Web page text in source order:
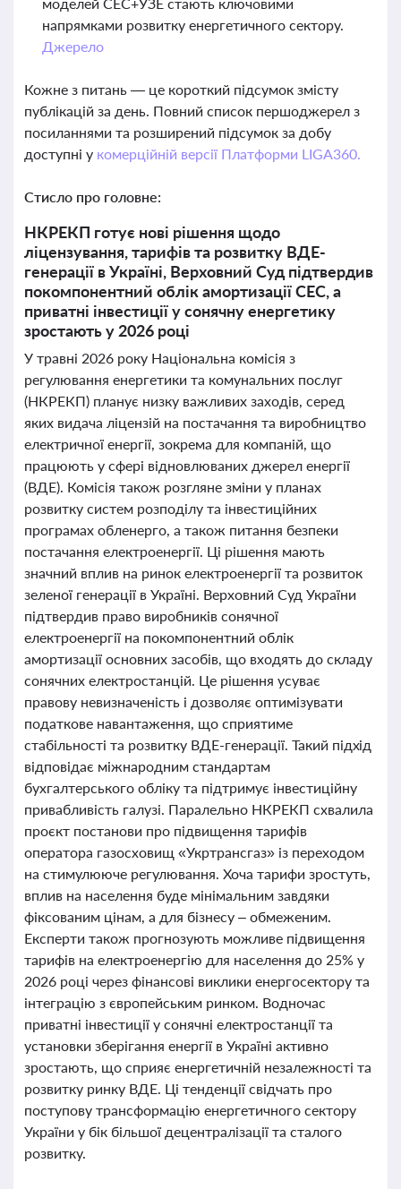
напрямками розвитку енергетичного сектору.
Джерело
Кожне з питань — це короткий підсумок змісту
публікацій за день. Повний список першоджерел з
посиланнями та розширений підсумок за добу
доступні у комерційній версії Платформи LIGA360.
Стисло про головне:
НКРЕКП готує нові рішення щодо
ліцензування, тарифів та розвитку ВДЕ-
генерації в Україні, Верховний Суд підтвердив
покомпонентний облік амортизації СЕС, а
приватні інвестиції у сонячну енергетику
зростають у 2026 році
У травні 2026 року Національна комісія з
регулювання енергетики та комунальних послуг
(НКРЕКП) планує низку важливих заходів, серед
яких видача ліцензій на постачання та виробництво
електричної енергії, зокрема для компаній, що
працюють у сфері відновлюваних джерел енергії
(ВДЕ). Комісія також розгляне зміни у планах
розвитку систем розподілу та інвестиційних
програмах обленерго, а також питання безпеки
постачання електроенергії. Ці рішення мають
значний вплив на ринок електроенергії та розвиток
зеленої генерації в Україні. Верховний Суд України
підтвердив право виробників сонячної
електроенергії на покомпонентний облік
амортизації основних засобів, що входять до складу
сонячних електростанцій. Це рішення усуває
правову невизначеність і дозволяє оптимізувати
податкове навантаження, що сприятиме
стабільності та розвитку ВДЕ-генерації. Такий підхід
відповідає міжнародним стандартам
бухгалтерського обліку та підтримує інвестиційну
привабливість галузі. Паралельно НКРЕКП схвалила
проєкт постанови про підвищення тарифів
оператора газосховищ «Укртрансгаз» із переходом
на стимулююче регулювання. Хоча тарифи зростуть,
вплив на населення буде мінімальним завдяки
фіксованим цінам, а для бізнесу – обмеженим.
Експерти також прогнозують можливе підвищення
тарифів на електроенергію для населення до 25% у
2026 році через фінансові виклики енергосектору та
інтеграцію з європейським ринком. Водночас
приватні інвестиції у сонячні електростанції та
установки зберігання енергії в Україні активно
зростають, що сприяє енергетичній незалежності та
розвитку ринку ВДЕ. Ці тенденції свідчать про
поступову трансформацію енергетичного сектору
України у бік більшої децентралізації та сталого
розвитку.